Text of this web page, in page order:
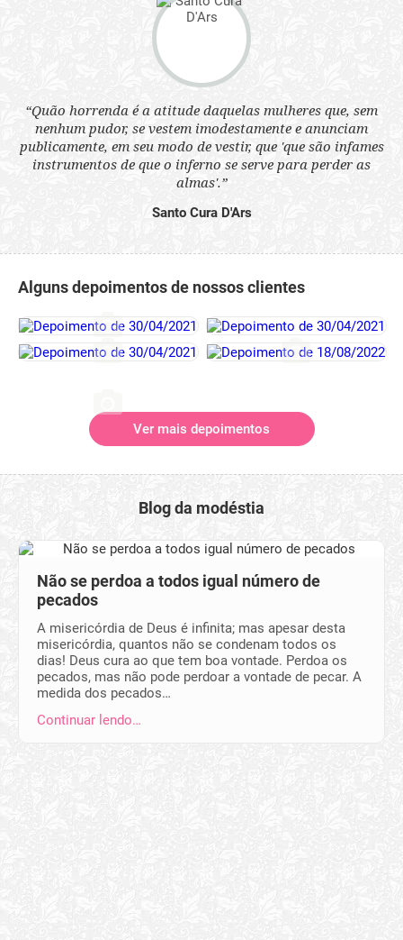
“Quão horrenda é a atitude daquelas mulheres que, sem
nenhum pudor, se vestem imodestamente e anunciam
publicamente, em seu modo de vestir, que 'que são infames
instrumentos de que o inferno se serve para perder as
almas'.”
Santo Cura D'Ars
Alguns depoimentos de nossos clientes
Ver mais depoimentos
Blog da modéstia
Não se perdoa a todos igual número de
pecados
A misericórdia de Deus é infinita; mas apesar desta
misericórdia, quantos não se condenam todos os
dias! Deus cura ao que tem boa vontade. Perdoa os
pecados, mas não pode perdoar a vontade de pecar. A
medida dos pecados…
Continuar lendo…